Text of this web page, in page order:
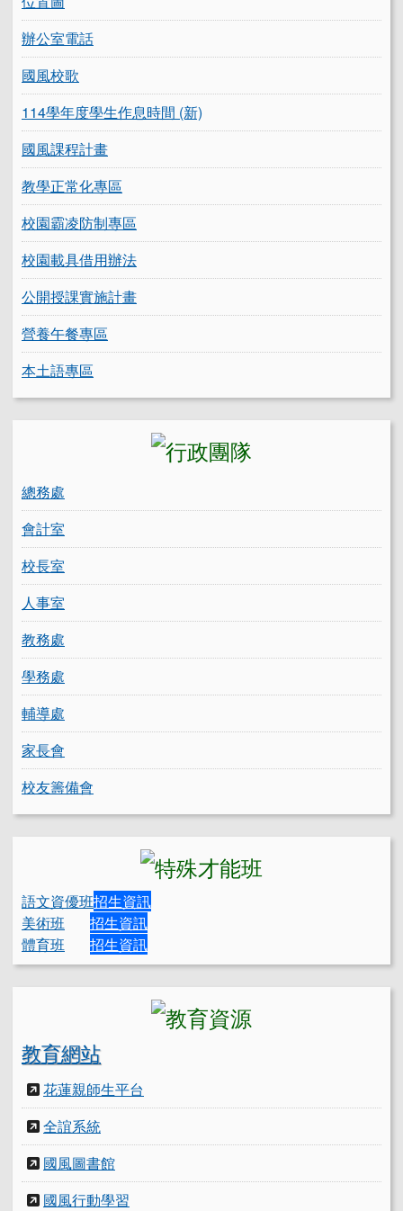
辦公室電話
國風校歌
114學年度學生作息時間 (新)
國風課程計畫
教學正常化專區
校園霸凌防制專區
校園載具借用辦法
公開授課實施計畫
營養午餐專區
本土語專區
總務處
會計室
校長室
人事室
教務處
學務處
輔導處
家長會
校友籌備會
語文資優班招生資訊
美術班
招生資訊
體育班
招生資訊
教育網站
花蓮親師生平台
全誼系統
國風圖書館
國風行動學習